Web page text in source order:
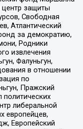
защиты
Свободная
Атлантический
за демократию,
Родники
извлечения
Фалуньгун,
в отношении
по
Пражский
либеральной
европейцев,
Европейский